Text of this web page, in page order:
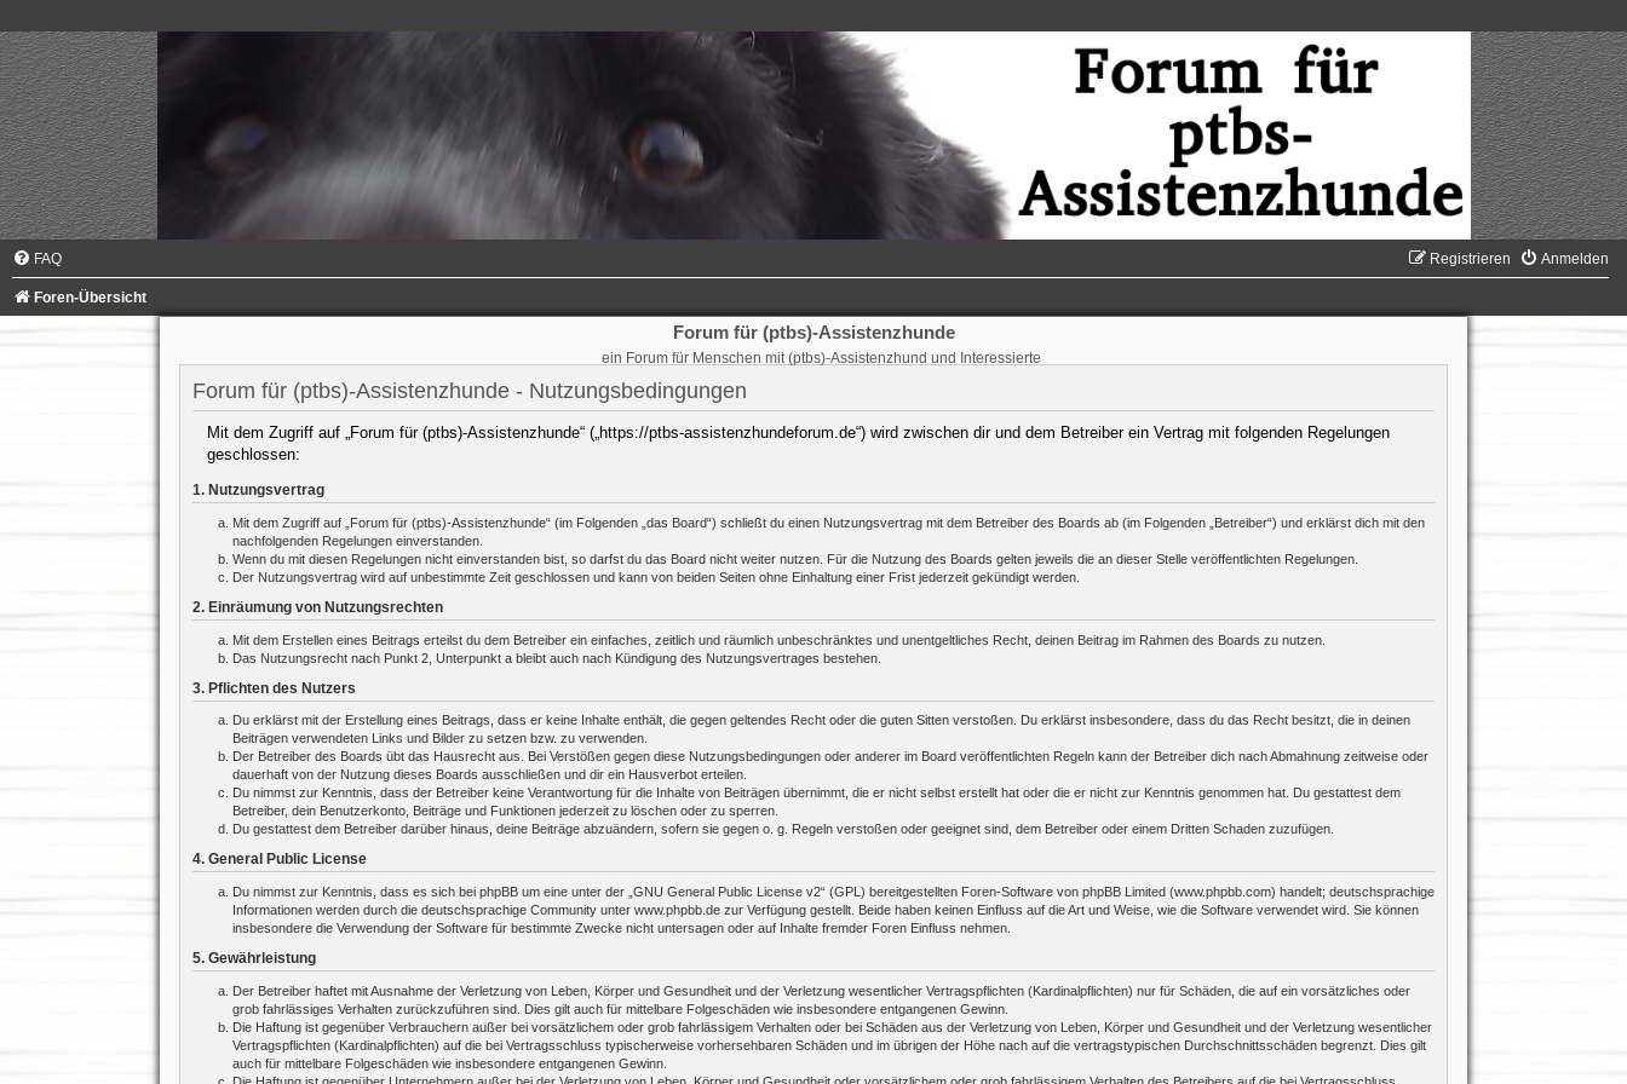
FAQ Anmelden
Registrieren
Foren-Übersicht
Forum für (ptbs)-Assistenzhunde
ein Forum für Menschen mit (ptbs)-Assistenzhund und Interessierte
Forum für (ptbs)-Assistenzhunde - Nutzungsbedingungen
Mit dem Zugriff auf „Forum für (ptbs)-Assistenzhunde“ („https://ptbs-assistenzhundeforum.de“) wird zwischen dir und dem Betreiber ein Vertrag mit folgenden Regelungen
geschlossen:
1. Nutzungsvertrag
Mit dem Zugriff auf „Forum für (ptbs)-Assistenzhunde“ (im Folgenden „das Board“) schließt du einen Nutzungsvertrag mit dem Betreiber des Boards ab (im Folgenden „Betreiber“) und erklärst dich mit den
nachfolgenden Regelungen einverstanden.
Wenn du mit diesen Regelungen nicht einverstanden bist, so darfst du das Board nicht weiter nutzen. Für die Nutzung des Boards gelten jeweils die an dieser Stelle veröffentlichten Regelungen.
Der Nutzungsvertrag wird auf unbestimmte Zeit geschlossen und kann von beiden Seiten ohne Einhaltung einer Frist jederzeit gekündigt werden.
2. Einräumung von Nutzungsrechten
Mit dem Erstellen eines Beitrags erteilst du dem Betreiber ein einfaches, zeitlich und räumlich unbeschränktes und unentgeltliches Recht, deinen Beitrag im Rahmen des Boards zu nutzen.
Das Nutzungsrecht nach Punkt 2, Unterpunkt a bleibt auch nach Kündigung des Nutzungsvertrages bestehen.
3. Pflichten des Nutzers
Du erklärst mit der Erstellung eines Beitrags, dass er keine Inhalte enthält, die gegen geltendes Recht oder die guten Sitten verstoßen. Du erklärst insbesondere, dass du das Recht besitzt, die in deinen
Beiträgen verwendeten Links und Bilder zu setzen bzw. zu verwenden.
Der Betreiber des Boards übt das Hausrecht aus. Bei Verstößen gegen diese Nutzungsbedingungen oder anderer im Board veröffentlichten Regeln kann der Betreiber dich nach Abmahnung zeitweise oder
dauerhaft von der Nutzung dieses Boards ausschließen und dir ein Hausverbot erteilen.
Du nimmst zur Kenntnis, dass der Betreiber keine Verantwortung für die Inhalte von Beiträgen übernimmt, die er nicht selbst erstellt hat oder die er nicht zur Kenntnis genommen hat. Du gestattest dem
Betreiber, dein Benutzerkonto, Beiträge und Funktionen jederzeit zu löschen oder zu sperren.
Du gestattest dem Betreiber darüber hinaus, deine Beiträge abzuändern, sofern sie gegen o. g. Regeln verstoßen oder geeignet sind, dem Betreiber oder einem Dritten Schaden zuzufügen.
4. General Public License
Du nimmst zur Kenntnis, dass es sich bei phpBB um eine unter der „ GNU General Public License v2“ (GPL) bereitgestellten Foren-Software von phpBB Limited (www.phpbb.com) handelt; deutschsprachige
Informationen werden durch die deutschsprachige Community unter www.phpbb.de zur Verfügung gestellt. Beide haben keinen Einfluss auf die Art und Weise, wie die Software verwendet wird. Sie können
insbesondere die Verwendung der Software für bestimmte Zwecke nicht untersagen oder auf Inhalte fremder Foren Einfluss nehmen.
5. Gewährleistung
Der Betreiber haftet mit Ausnahme der Verletzung von Leben, Körper und Gesundheit und der Verletzung wesentlicher Vertragspflichten (Kardinalpflichten) nur für Schäden, die auf ein vorsätzliches oder
grob fahrlässiges Verhalten zurückzuführen sind. Dies gilt auch für mittelbare Folgeschäden wie insbesondere entgangenen Gewinn.
Die Haftung ist gegenüber Verbrauchern außer bei vorsätzlichem oder grob fahrlässigem Verhalten oder bei Schäden aus der Verletzung von Leben, Körper und Gesundheit und der Verletzung wesentlicher
Vertragspflichten (Kardinalpflichten) auf die bei Vertragsschluss typischerweise vorhersehbaren Schäden und im übrigen der Höhe nach auf die vertragstypischen Durchschnittsschäden begrenzt. Dies gilt
auch für mittelbare Folgeschäden wie insbesondere entgangenen Gewinn.